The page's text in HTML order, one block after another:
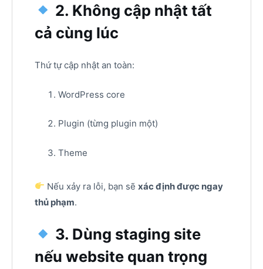
2. Không cập nhật tất
cả cùng lúc
Thứ tự cập nhật an toàn:
WordPress core
Plugin (từng plugin một)
Theme
Nếu xảy ra lỗi, bạn sẽ xác định được ngay
thủ phạm.
3. Dùng staging site
nếu website quan trọng